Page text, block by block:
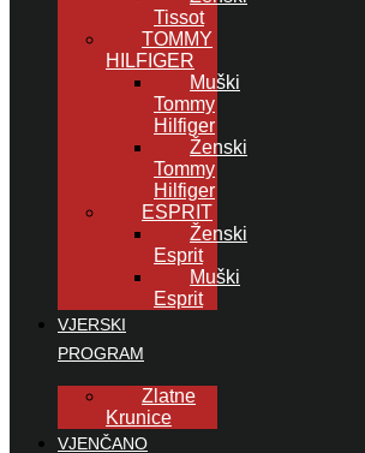
Tissot
TOMMY
HILFIGER
Muški
Tommy
Hilfiger
Ženski
Tommy
Hilfiger
ESPRIT
Ženski
Esprit
Muški
Esprit
VJERSKI
PROGRAM
Zlatne
Krunice
VJENČANO